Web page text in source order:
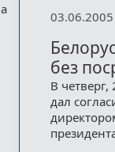
03.06.2005
без
В
дал